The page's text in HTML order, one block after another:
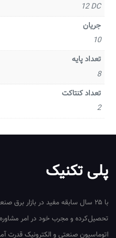
12DC
جریان
10
تعداد پایه
8
تعداد کنتاکت
2
پلی تکنیک
با ۲۵ سال سابقه مفید در بازار برق
تحصیل‌کرده و مجرب خود در امر
اتوماسیون صنعتی و الکترونیک قدرت